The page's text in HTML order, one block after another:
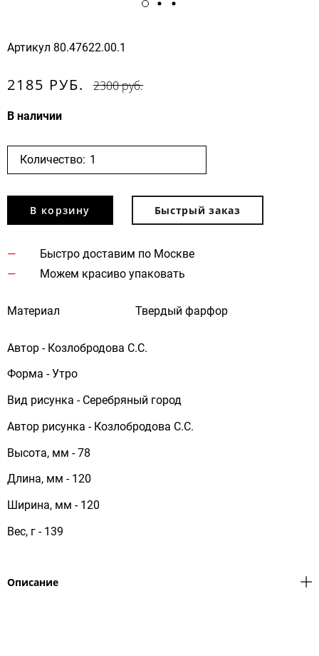
Артикул 80.47622.00.1
2185 РУБ. 2300 руб.
В наличии
Количество:
В корзину Быстрый заказ
Быстро доставим по Москве
Можем красиво упаковать
Материал Твердый фарфор
Автор - Козлобродова С.C.
Форма - Утро
Вид рисунка - Серебряный город
Автор рисунка - Козлобродова С.C.
Высота, мм - 78
Длина, мм - 120
Ширина, мм - 120
Вес, г - 139
Описание